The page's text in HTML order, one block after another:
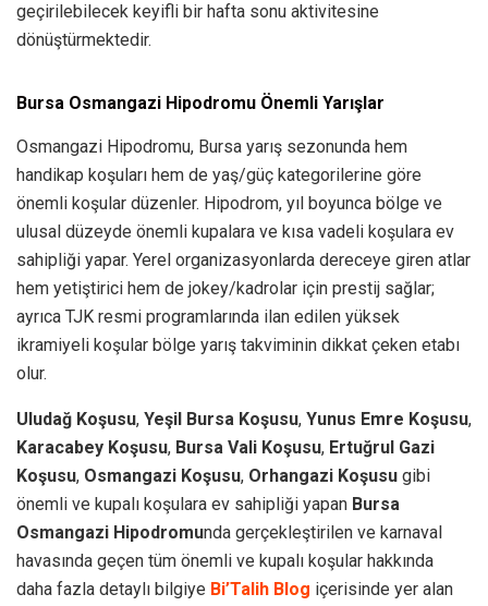
geçirilebilecek keyifli bir hafta sonu aktivitesine
dönüştürmektedir.
Bursa Osmangazi Hipodromu Önemli Yarışlar
Osmangazi Hipodromu, Bursa yarış sezonunda hem
handikap koşuları hem de yaş/güç kategorilerine göre
önemli koşular düzenler. Hipodrom, yıl boyunca bölge ve
ulusal düzeyde önemli kupalara ve kısa vadeli koşulara ev
sahipliği yapar. Yerel organizasyonlarda dereceye giren atlar
hem yetiştirici hem de jokey/kadrolar için prestij sağlar;
ayrıca TJK resmi programlarında ilan edilen yüksek
ikramiyeli koşular bölge yarış takviminin dikkat çeken etabı
olur.
Uludağ Koşusu, Yeşil Bursa Koşusu, Yunus Emre Koşusu,
Karacabey Koşusu, Bursa Vali Koşusu, Ertuğrul Gazi
Koşusu, Osmangazi Koşusu, Orhangazi Koşusu gibi
önemli ve kupalı koşulara ev sahipliği yapan Bursa
Osmangazi Hipodromunda gerçekleştirilen ve karnaval
havasında geçen tüm önemli ve kupalı koşular hakkında
daha fazla detaylı bilgiye Bi’Talih Blog içerisinde yer alan